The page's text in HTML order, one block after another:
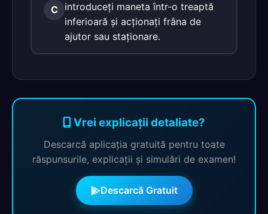
C
introduceţi maneta într-o treaptă
inferioară şi acţionaţi frâna de
ajutor sau staţionare.
Vrei explicații detaliate?
Descarcă aplicația gratuită pentru toate
răspunsurile, explicații și simulări de examen!
Descarcă Gratuit